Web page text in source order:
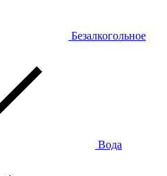
Безалкогольное
Вода